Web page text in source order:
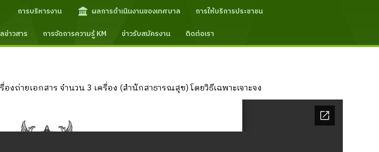
การบริหารงาน ผลการดำเนินงานของเทศบาล
การให้บริการประชาชน
าวสาร การจัดการความรู้ KM ข่าวรับสมัครงาน ติดต่อเรา
ถ่ายเอกสาร จำนวน 3 เครื่อง (สำนักสาธารณสุข) โดยวิธีเฉพาะเจาะจง